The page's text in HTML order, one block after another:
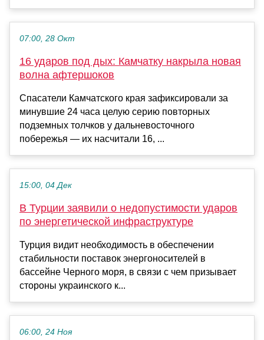
07:00, 28 Окт
16 ударов под дых: Камчатку накрыла новая
волна афтершоков
Спасатели Камчатского края зафиксировали за
минувшие 24 часа целую серию повторных
подземных толчков у дальневосточного
побережья — их насчитали 16, ...
15:00, 04 Дек
В Турции заявили о недопустимости ударов
по энергетической инфраструктуре
Турция видит необходимость в обеспечении
стабильности поставок энергоносителей в
бассейне Черного моря, в связи с чем призывает
стороны украинского к...
06:00, 24 Ноя